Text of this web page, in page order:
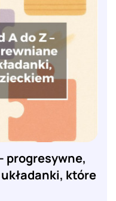
progresywne,
które